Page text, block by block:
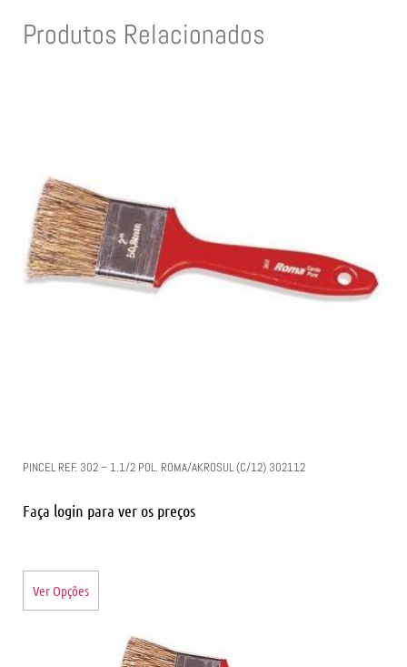
Produtos Relacionados
PINCEL REF. 302 – 1.1/2 POL. ROMA/AKROSUL (C/12) 302112
Faça login para ver os preços
Ver Opções